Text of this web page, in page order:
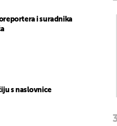
i suradnika
s naslovnice